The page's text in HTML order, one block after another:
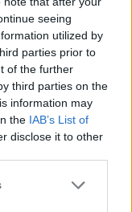
seeing
utilized by
parties prior to
of the further
third parties on the
information may
the IAB’s List of
disclose it to other
or more Google
šoferjev in